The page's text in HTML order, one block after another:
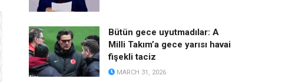
Bütün gece uyutmadılar: A
Milli Takım’a gece yarısı havai
fişekli taciz
MARCH 31, 2026